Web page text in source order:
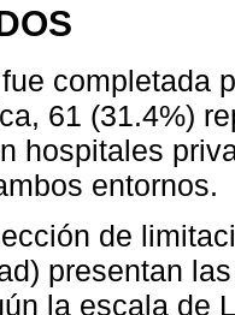
completada
61 (31.4%)
hospitales
entornos.
de
presentan
la escala de